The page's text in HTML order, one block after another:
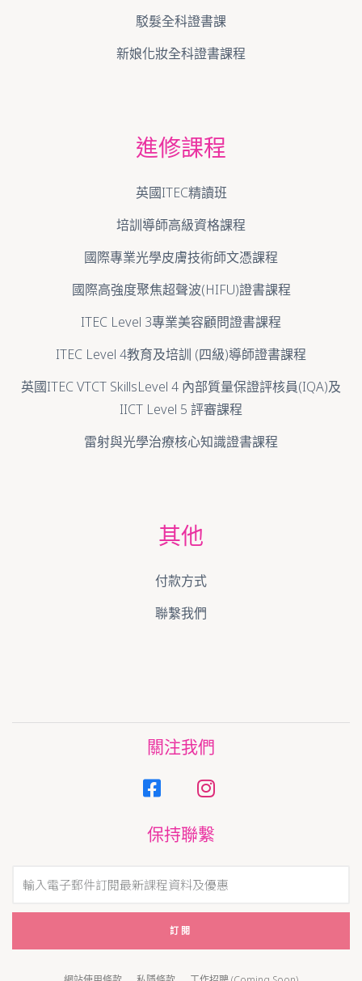
駁髮全科證書課
新娘化妝全科證書課程
進修課程
英國ITEC精讀班
培訓導師高級資格課程
國際專業光學皮膚技術師文憑課程
國際高強度聚焦超聲波(HIFU)證書課程
ITEC Level 3專業美容顧問證書課程
ITEC Level 4教育及培訓 (四級)導師證書課程
英國ITEC VTCT SkillsLevel 4 內部質量保證評核員(IQA)及
IICT Level 5 評審課程
雷射與光學治療核心知識證書課程
其他
付款方式
聯繫我們
關注我們
保持聯繫
訂閱